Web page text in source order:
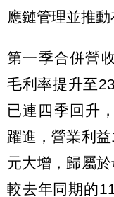
應鏈管理並推動
第一季合併營
毛利率提升至
已連四季回升
躍進，營業利
元大增，歸屬
較去年同期的